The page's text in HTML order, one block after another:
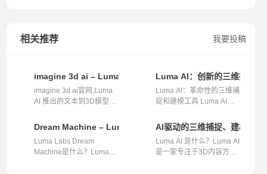
我要投稿
相关推荐
imagine 3d ai – Luma AI 推出的文本到3D模型生成工具
imagine 3d ai官网,Luma
AI 推出的文本到3D模型生
Luma AI：创新的三维捕捉和
Luma AI：革命性的三维捕
捉和建模工具 Luma AI是
Dream Machine – Luma推出的AI视频生成平台，可生成高质
Luma Labs Dream
Machine是什么？Luma
AI驱动的三维捕捉、建模和渲
Luma AI 是什么？Luma AI
是一家专注于3D内容方案